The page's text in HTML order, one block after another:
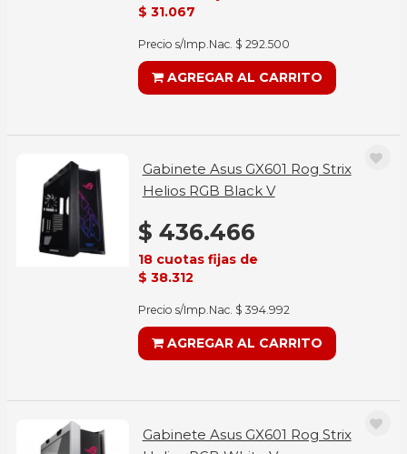
$ 31.067
Precio s/Imp.Nac. $ 292.500
AGREGAR AL CARRITO
Gabinete Asus GX601 Rog Strix
Helios RGB Black V
$ 436.466
18 cuotas fijas de
$ 38.312
Precio s/Imp.Nac. $ 394.992
AGREGAR AL CARRITO
Gabinete Asus GX601 Rog Strix